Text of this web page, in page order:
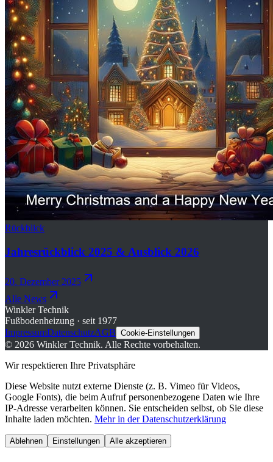
Rückblick
Jahresrückblick 2025 & Ausblick 2026
20. Dezember 2025
Alle News
Winkler Technik
Fußbodenheizung · seit 1977
ImpressumDatenschutzAGB Cookie-Einstellungen
© 2026 Winkler Technik. Alle Rechte vorbehalten.
Wir respektieren Ihre Privatsphäre
Diese Website nutzt externe Dienste (z. B. Vimeo für Videos,
Google Fonts), die beim Aufruf personenbezogene Daten wie Ihre
IP-Adresse verarbeiten können. Sie entscheiden selbst, ob Sie diese
Inhalte laden möchten. Mehr in der Datenschutzerklärung
Ablehnen Einstellungen Alle akzeptieren